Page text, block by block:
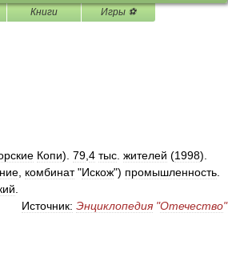
Книги Игры ⚽
Копи). 79 4 тыс жителей (1998).
комбинат"Искож") промышленность
Источник: Энциклопедия "Отечество"